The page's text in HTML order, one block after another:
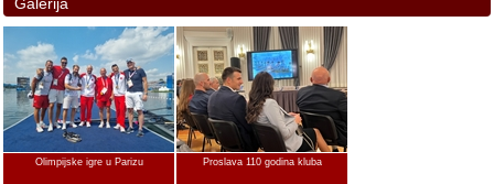
Galerija
Olimpijske igre u Parizu Proslava 110 godina kluba